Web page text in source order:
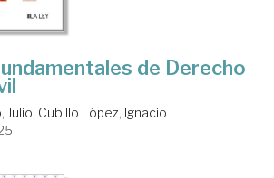
de Derecho
Julio; Cubillo López, Ignacio